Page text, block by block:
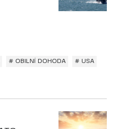
# OBILNÍ DOHODA # USA